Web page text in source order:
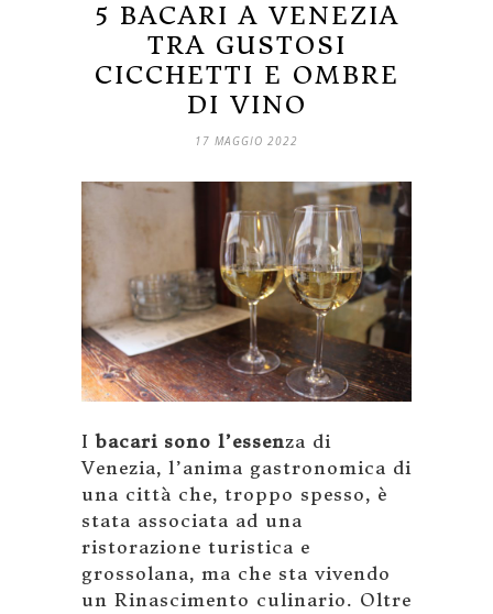
5 BACARI A VENEZIA
TRA GUSTOSI
CICCHETTI E OMBRE
DI VINO
17 MAGGIO 2022
Ibacari sono l’essenza di
Venezia, l’anima gastronomica di
una città che, troppo spesso, è
stata associata ad una
ristorazione turistica e
grossolana, ma che sta vivendo
un Rinascimento culinario. Oltre